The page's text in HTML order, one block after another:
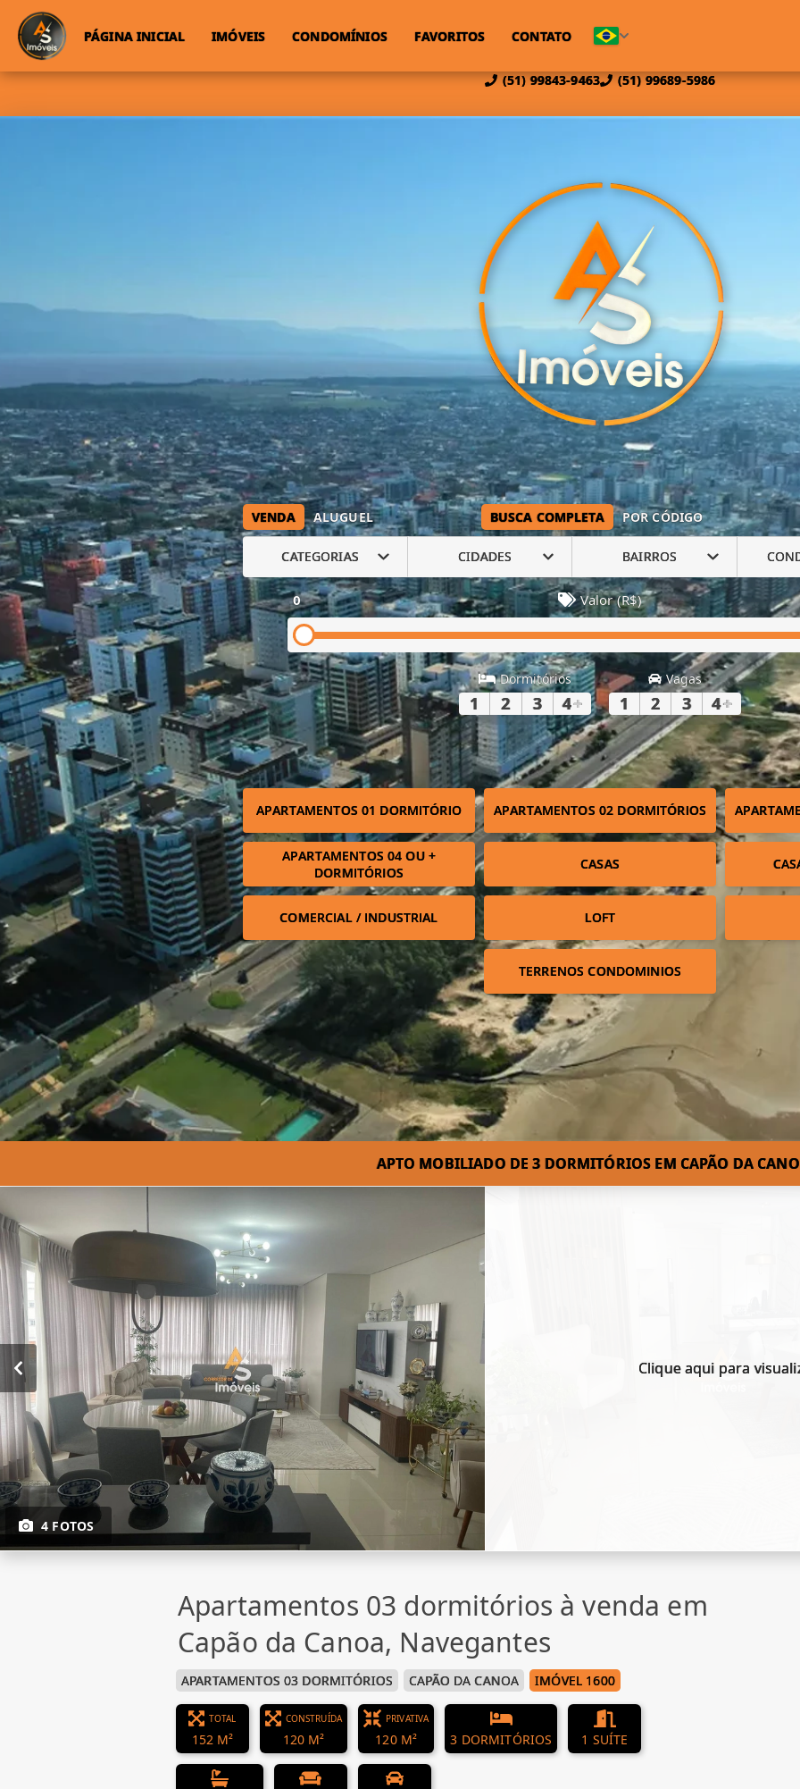
(51) 99843-9463 (51) 99689-5986
PÁGINA INICIAL IMÓVEIS CONDOMÍNIOS FAVORITOS CONTATO
VENDA ALUGUEL BUSCA COMPLETA POR CÓDIGO
CATEGORIAS CIDADES BAIRROS
0 Valor (R$)
Dormitórios
1 2 3 4+
Vagas
1 2 3 4+
APARTAMENTOS 01 DORMITÓRIO APARTAMENTOS 02 DORMITÓRIOS
APARTAMENTOS 04 OU +
DORMITÓRIOS
CASAS
COMERCIAL / INDUSTRIAL LOFT
TERRENOS CONDOMINIOS
APTO MOBILIADO DE 3 DORMITÓRIOS EM CAPÃO DA
4 FOTOS
Clique aqui para
Apartamentos 03 dormitórios à venda em
Capão da Canoa, Navegantes
APARTAMENTOS 03 DORMITÓRIOS CAPÃO DA CANOA IMÓVEL 1600
TOTAL
152 M²
CONSTRUÍDA
120 M²
PRIVATIVA
120 M² 3 DORMITÓRIOS 1 SUÍTE